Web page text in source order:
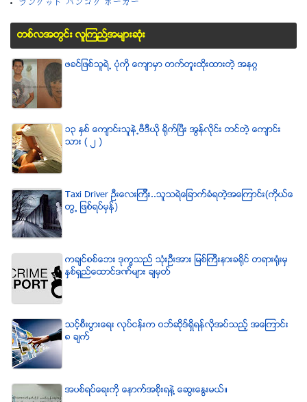
တစ္လအတြင္း လူၾကည္႔အမ်ားဆံုး
ဖခင္ျဖစ္သူရဲ႕ ပံုကို ေက်ာမွာ တက္တူးထိုးထားတဲ့ အနဂၢ
၁၃ ႏွစ္ ေက်ာင္းသူနဲ႕ဗီဒီယို ရိုက္ျပီး အြန္လိုင္း တင္တဲ့ ေက်ာင္း
သား ( ၂ )
Taxi Driver ဦးေလးၾကီး..သူသရဲေျခာက္ခံရတဲ့အေၾကာင္း(ကိုယ္ေ
တြ႕ ျဖစ္ရပ္မွန္)
ကခ်င္စစ္ေဘး ဒုကၡသည္ သံုးဦးအား ျမစ္ႀကီးနားခရိုင္ တရားရံုးမွ
ႏွစ္ရွည္ေထာင္ဒဏ္မ်ား ခ်မွတ္
သင့္စီးပြားေရး လုပ္ငန္းက ဝဘ္ဆိုဒ္ရွိရန္လိုအပ္သည့္ အေၾကာင္း
၈ ခ်က္
အပစ္ရပ္ေရးကို ေနာက္အစိုးရနဲ႔ ေဆြးေႏြးမယ္။